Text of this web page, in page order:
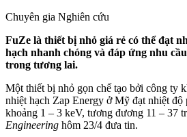
Chuyên gia Nghiên cứu
FuZe là thiết bị nhỏ giá rẻ có thể đạt
hạch nhanh chóng và đáp ứng nhu
trong tương lai.
Một thiết bị nhỏ gọn chế tạo bởi công ty
nhiệt hạch Zap Energy ở Mỹ đạt nhiệt độ
khoảng 1 – 3 keV, tương đương 11 – 37
Engineering hôm 23/4 đưa tin.